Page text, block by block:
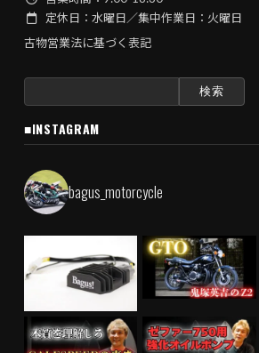
定休日：水曜日／集中作業日：火曜日
古物営業法に基づく表記
検
■INSTAGRAM
bagus_motorcycle